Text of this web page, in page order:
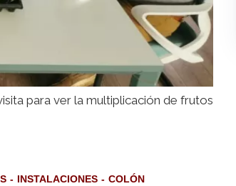
para ver la multiplicación de frutos
INSTALACIONES COLÓN